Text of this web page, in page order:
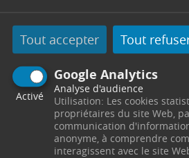
Tout accepter Tout
Google Analytics
Activé
Analyse d'audience
Utilisation: Les cookies
propriétaires du site Web,
communication
anonyme, à comprendre
interagissent avec le site
1 spectacle sur les
enfants dans le cadre de la
Quelques chiffres :
63 chats errants stérilisés
partenariat avec la fondation